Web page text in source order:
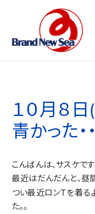
１０月８
青かった・
こんばんは、サスケで
最近はだんだんと、昼
つい最近ロンＴを着るよ
た。。